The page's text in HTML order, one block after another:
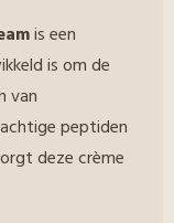
is een
is om de
van
peptiden
deze crème